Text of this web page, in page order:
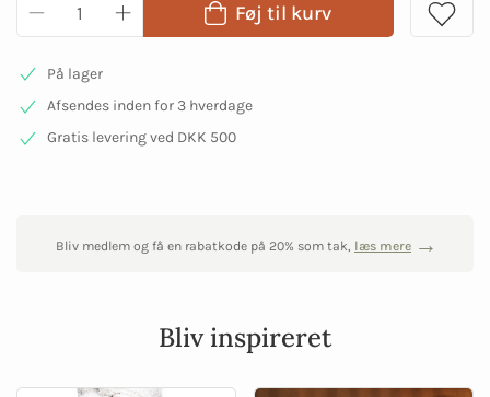
Føj til kurv
På lager
Afsendes inden for 3 hverdage
Gratis levering ved DKK 500
Bliv medlem og få en rabatkode på 20% som tak, læs mere
Bliv inspireret